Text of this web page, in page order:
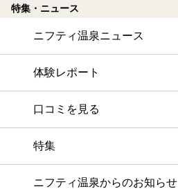
特集・ニュース
ニフティ温泉ニュース
体験レポート
口コミを見る
特集
ニフティ温泉からのお知らせ